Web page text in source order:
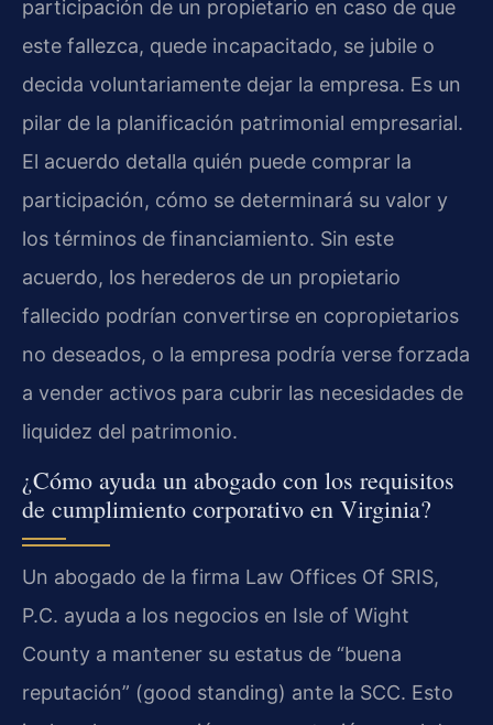
participación de un propietario en caso de que
este fallezca, quede incapacitado, se jubile o
decida voluntariamente dejar la empresa. Es un
pilar de la planificación patrimonial empresarial.
El acuerdo detalla quién puede comprar la
participación, cómo se determinará su valor y
los términos de financiamiento. Sin este
acuerdo, los herederos de un propietario
fallecido podrían convertirse en copropietarios
no deseados, o la empresa podría verse forzada
a vender activos para cubrir las necesidades de
liquidez del patrimonio.
¿Cómo ayuda un abogado con los requisitos
de cumplimiento corporativo en Virginia?
Un abogado de la firma Law Offices Of SRIS,
P.C. ayuda a los negocios en Isle of Wight
County a mantener su estatus de “buena
reputación” (good standing) ante la SCC. Esto